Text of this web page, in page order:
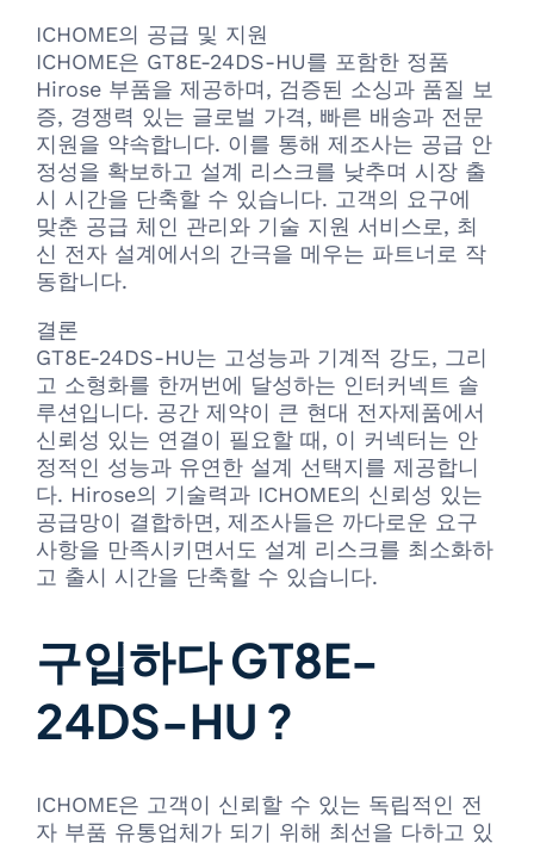
ICHOME의 공급 및 지원
ICHOME은 GT8E-24DS-HU를 포함한 정품
Hirose 부품을 제공하며, 검증된 소싱과 품질 보
증, 경쟁력 있는 글로벌 가격, 빠른 배송과 전문
지원을 약속합니다. 이를 통해 제조사는 공급 안
정성을 확보하고 설계 리스크를 낮추며 시장 출
시 시간을 단축할 수 있습니다. 고객의 요구에
맞춘 공급 체인 관리와 기술 지원 서비스로, 최
신 전자 설계에서의 간극을 메우는 파트너로 작
동합니다.
결론
GT8E-24DS-HU는 고성능과 기계적 강도, 그리
고 소형화를 한꺼번에 달성하는 인터커넥트 솔
루션입니다. 공간 제약이 큰 현대 전자제품에서
신뢰성 있는 연결이 필요할 때, 이 커넥터는 안
정적인 성능과 유연한 설계 선택지를 제공합니
다. Hirose의 기술력과 ICHOME의 신뢰성 있는
공급망이 결합하면, 제조사들은 까다로운 요구
사항을 만족시키면서도 설계 리스크를 최소화하
고 출시 시간을 단축할 수 있습니다.
구입하다 GT8E-
24DS-HU ?
ICHOME은 고객이 신뢰할 수 있는 독립적인 전
자 부품 유통업체가 되기 위해 최선을 다하고 있